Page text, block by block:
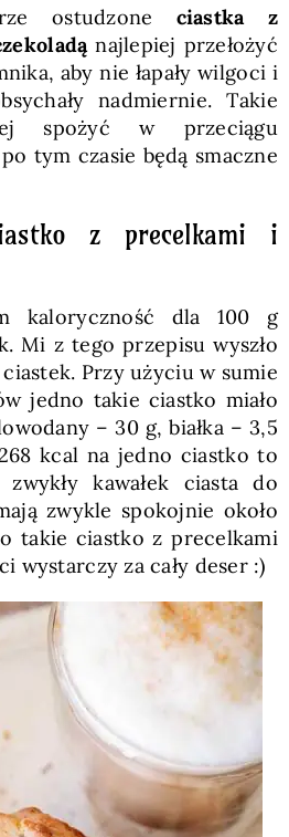
ostudzone ciastka z
najlepiej przełożyć
aby nie łapały wilgoci i
nadmiernie. Takie
spożyć w przeciągu
tym czasie będą smaczne
z precelkami i
kaloryczność dla 100 g
Mi z tego przepisu wyszło
Przy użyciu w sumie
jedno takie ciastko miało
– 30 g, białka – 3,5
kcal na jedno ciastko to
kawałek ciasta do
zwykle spokojnie około
takie ciastko z precelkami
wystarczy za cały deser :)